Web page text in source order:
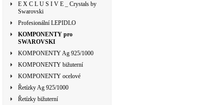
E X C L U S I V E _ Crystals by
Swarovski
Profesionální LEPIDLO
KOMPONENTY pro
SWAROVSKI
KOMPONENTY Ag 925/1000
KOMPONENTY bižuterní
KOMPONENTY ocelové
Řetízky Ag 925/1000
Řetízky bižuterní